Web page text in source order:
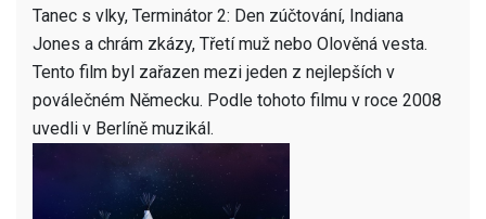
Tanec s vlky, Terminátor 2: Den zúčtování, Indiana
Jones a chrám zkázy, Třetí muž nebo Olověná vesta.
Tento film byl zařazen mezi jeden z nejlepších v
poválečném Německu. Podle tohoto filmu v roce 2008
uvedli v Berlíně muzikál.